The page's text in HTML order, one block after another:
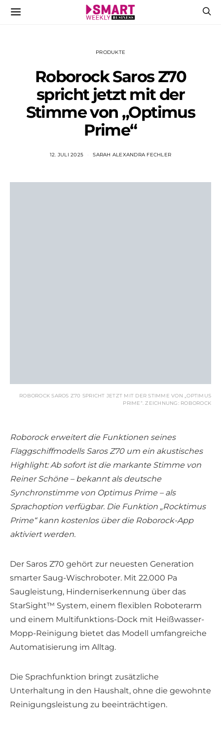
PRODUKTE
Roborock Saros Z70
spricht jetzt mit der
Stimme von „Optimus
Prime“
12. JULI 2025 SARAH ALEXANDRA FECHLER
ROBOROCK SAROS Z70 SPRICHT JETZT MIT DER STIMME VON „OPTIMUS
PRIME“. ZEICHNUNG: ROBOROCK
Roborock erweitert die Funktionen seines
Flaggschiffmodells Saros Z70 um ein akustisches
Highlight: Ab sofort ist die markante Stimme von
Reiner Schöne – bekannt als deutsche
Synchronstimme von Optimus Prime – als
Sprachoption verfügbar. Die Funktion „Rocktimus
Prime“ kann kostenlos über die Roborock-App
aktiviert werden.
Der Saros Z70 gehört zur neuesten Generation
smarter Saug-Wischroboter. Mit 22.000 Pa
Saugleistung, Hinderniserkennung über das
StarSight™ System, einem flexiblen Roboterarm
und einem Multifunktions-Dock mit Heißwasser-
Mopp-Reinigung bietet das Modell umfangreiche
Automatisierung im Alltag.
Die Sprachfunktion bringt zusätzliche
Unterhaltung in den Haushalt, ohne die gewohnte
Reinigungsleistung zu beeinträchtigen.